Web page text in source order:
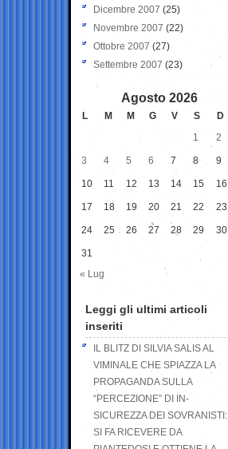
Dicembre 2007 (25)
Novembre 2007 (22)
Ottobre 2007 (27)
Settembre 2007 (23)
Agosto 2026
L M M G V S
D
1
2
3 4 5 6 7 8 9
10 11 12 13 14 15 16
17 18 19 20 21 22 23
24 25 26 27 28 29 30
31
« Lug
Leggi gli ultimi articoli
inseriti
IL BLITZ DI SILVIA SALIS AL
VIMINALE CHE SPIAZZA LA
PROPAGANDA SULLA
“PERCEZIONE” DI IN-
SICUREZZA DEI SOVRANISTI:
SI FA RICEVERE DA